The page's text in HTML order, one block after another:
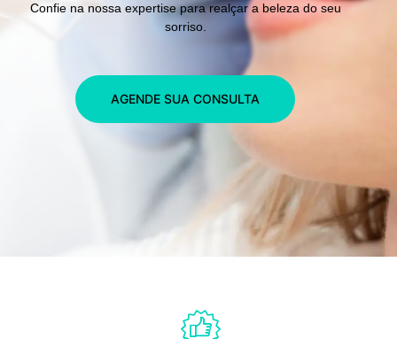
Confie na nossa expertise para realçar a beleza do seu
sorriso.
AGENDE SUA CONSULTA